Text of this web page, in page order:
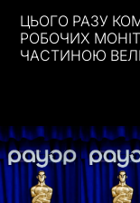
ЦЬОГО РАЗУ
РОБОЧИХ
ЧАСТИНОЮ